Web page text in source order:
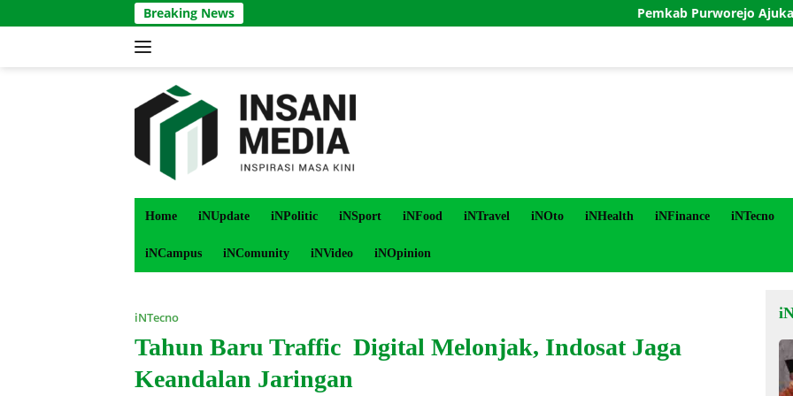
ke
Breaking News Pemkab Purworejo Ajukan
Home iNUpdate iNPolitic iNSport iNFood iNTravel iNOto iNHealth iNFinance iNTecno
iNCampus iNComunity iNVideo iNOpinion
iNTecno
Tahun Baru Traffic Digital Melonjak, Indosat Jaga
Keandalan Jaringan